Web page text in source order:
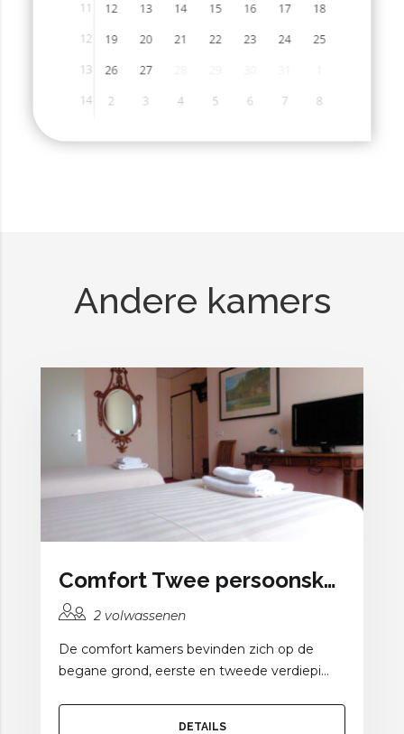
Andere kamers
Comfort Twee persoonskamer
2 volwassenen
De comfort kamers bevinden zich op de
begane grond, eerste en tweede verdiepi...
DETAILS